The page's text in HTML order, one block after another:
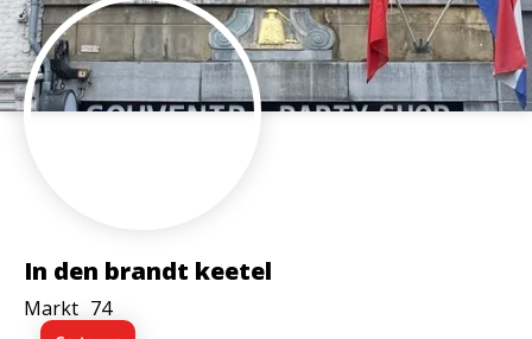
In den brandt keetel
Markt 74